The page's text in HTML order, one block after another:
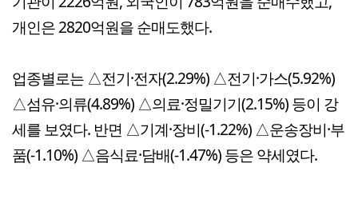
개인은 2820억원을 순매도했다.
업종별로는 △전기·전자(2.29%) △전기·가스(5.92%)
△섬유·의류(4.89%) △의료·정밀기기(2.15%) 등이 강
세를 보였다. 반면 △기계·장비(-1.22%) △운송장비·부
품(-1.10%) △음식료·담배(-1.47%) 등은 약세였다.